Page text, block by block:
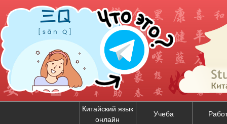
Китайский язык
онлайн
Учеба